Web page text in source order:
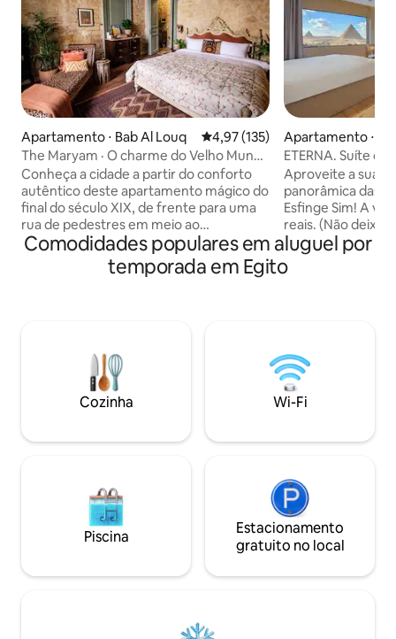
Apartamento ⋅ Bab Al Louq 4,97 de uma avaliação média de
4,97 (135)
The Maryam · O charme do Velho Mundo
no centro do Cairo
Conheça a cidade a partir do conforto
autêntico deste apartamento mágico do
final do século XIX, de frente para uma
rua de pedestres em meio ao
movimentado centro do Cairo. Paredes
de calcário bruto emolduram uma
combinação sofisticada de móveis,
estar espaçosa e charmosa, cozinha
americana, espaço para refeições e uma
área de dormir, um banheiro grande e
uma pequena área de estar
Apartamento ⋅ Al
ETERNA. Suíte
pirâmides e
Aproveite a sua
panorâmica das
Esfinge Sim! A
reais. (Não deixe
outros anúncios
com uma vista
as Pirâmides de
Para aproveitar
confira nossas
compromisso de
hóspedes a
Comodidades populares em aluguel por
temporada em Egito
Cozinha Wi-Fi
Piscina
Estacionamento
gratuito no local